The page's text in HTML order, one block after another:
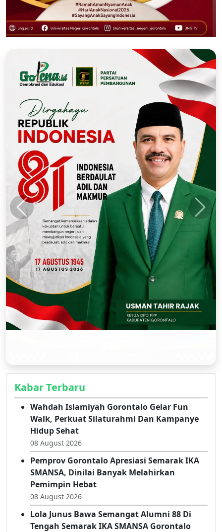
Kabar Terbaru
Wahdah Islamiyah Gorontalo Gelar Fun
Walk, Perkuat Silaturahmi Dan Kampanye
Hidup Sehat
08 August 2026
Pemprov Gorontalo Apresiasi Semarak IKA
SMANSA, Dinilai Banyak Melahirkan
Pemimpin Hebat
08 August 2026
Lola Junus Bawa Semangat Alumni 88 Di
Tengah Semarak IKA SMANSA Gorontalo